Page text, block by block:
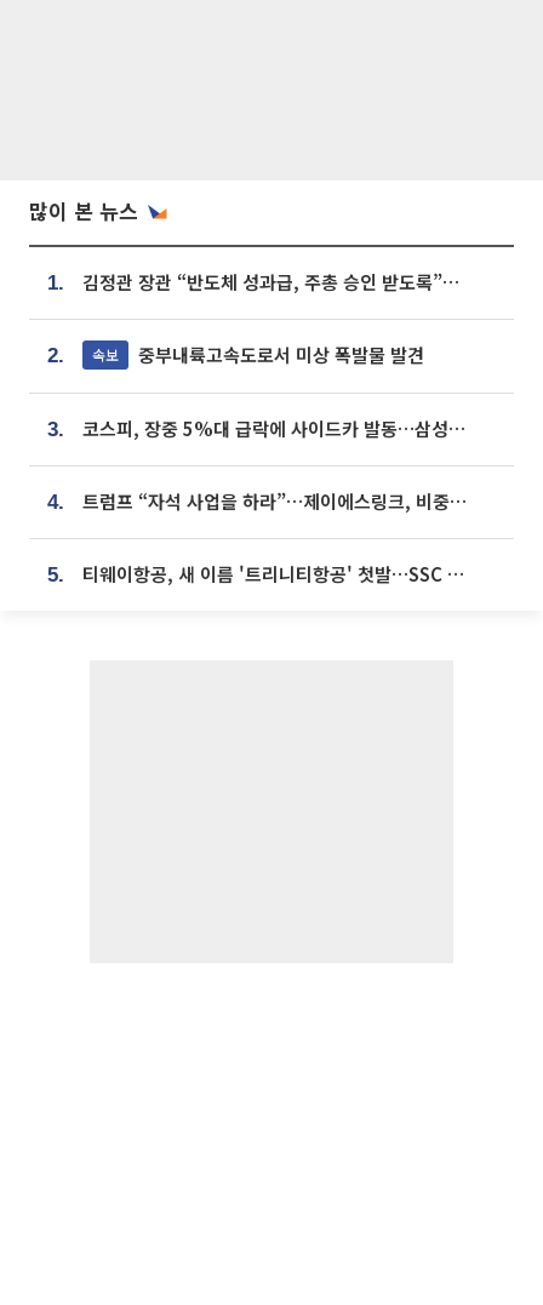
많이 본 뉴스
1. 김정관 장관 “반도체 성과급, 주총 승인 받도록”…상법·자본시장법 개정 시사
2. 속보 중부내륙고속도로서 미상 폭발물 발견
3. 코스피, 장중 5%대 급락에 사이드카 발동…삼성·SK 동반 폭락
4. 트럼프 “자석 사업을 하라”…제이에스링크, 비중국 영구자석 공급망 구축 속도
5. 티웨이항공, 새 이름 '트리니티항공' 첫발…SSC 전략 본격화